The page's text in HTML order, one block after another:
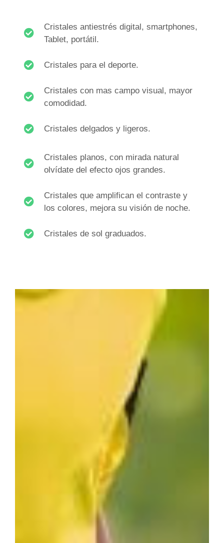
Cristales antiestrés digital, smartphones,
Tablet, portátil.
Cristales para el deporte.
Cristales con mas campo visual, mayor
comodidad.
Cristales delgados y ligeros.
Cristales planos, con mirada natural
olvídate del efecto ojos grandes.
Cristales que amplifican el contraste y
los colores, mejora su visión de noche.
Cristales de sol graduados.